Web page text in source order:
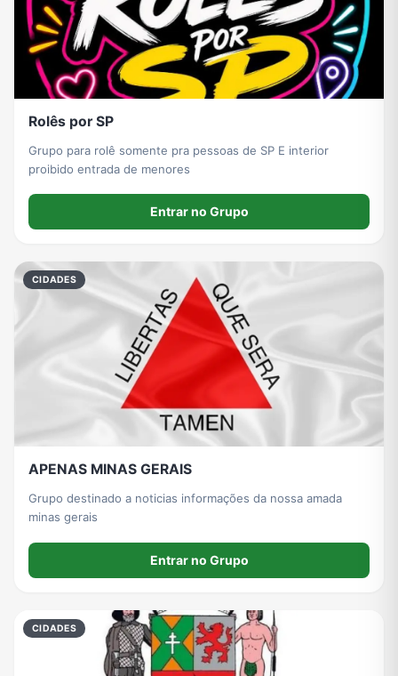
Rolês por SP
Grupo para rolê somente pra pessoas de SP E interior
proibido entrada de menores
Entrar no Grupo
CIDADES
APENAS MINAS GERAIS
Grupo destinado a noticias informações da nossa amada
minas gerais
Entrar no Grupo
CIDADES